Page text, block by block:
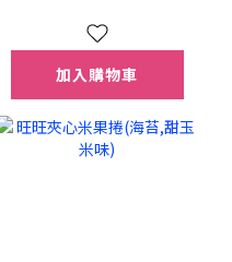
加入購物車